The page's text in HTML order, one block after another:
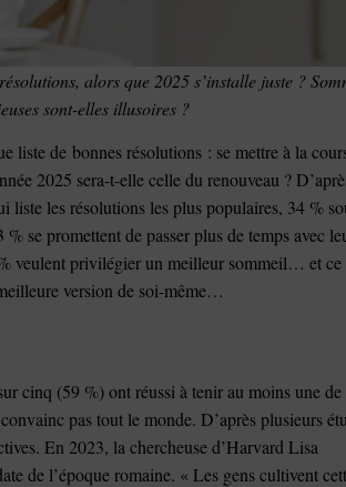
alors que 2025 s’installe juste ?
sont-elles illusoires ?
liste de bonnes résolutions : se mettre à la
2025 sera-t-elle celle du renouveau ?
les résolutions les plus populaires, 34 %
se promettent de passer plus de temps avec
veulent privilégier un meilleur sommeil… et ce
version de soi-même…
cinq (59 %) ont réussi à tenir au moins une
pas tout le monde. D’après plusieurs
En 2023, la chercheuse d’Harvard Lisa
de l’époque romaine. « Les gens cultivent